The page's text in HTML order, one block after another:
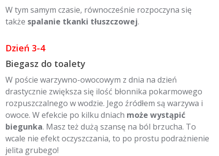
W tym samym czasie, równocześnie rozpoczyna się
także spalanie tkanki tłuszczowej.
Dzień 3-4
Biegasz do toalety
W poście warzywno-owocowym z dnia na dzień
drastycznie zwiększa się ilość błonnika pokarmowego
rozpuszczalnego w wodzie. Jego źródłem są warzywa i
owoce. W efekcie po kilku dniach może wystąpić
biegunka. Masz też dużą szansę na ból brzucha. To
wcale nie efekt oczyszczania, to po prostu podrażnienie
jelita grubego!